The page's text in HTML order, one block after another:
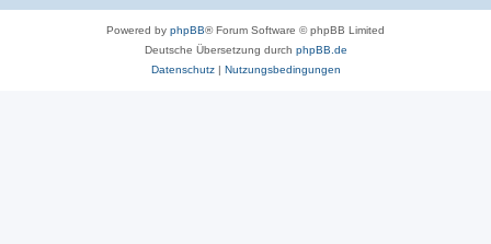
Powered by phpBB® Forum Software © phpBB Limited
Deutsche Übersetzung durch phpBB.de
Datenschutz| Nutzungsbedingungen